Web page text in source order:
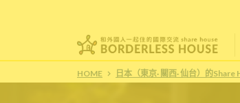
HOME 日本（東京· 關西· 仙台）的